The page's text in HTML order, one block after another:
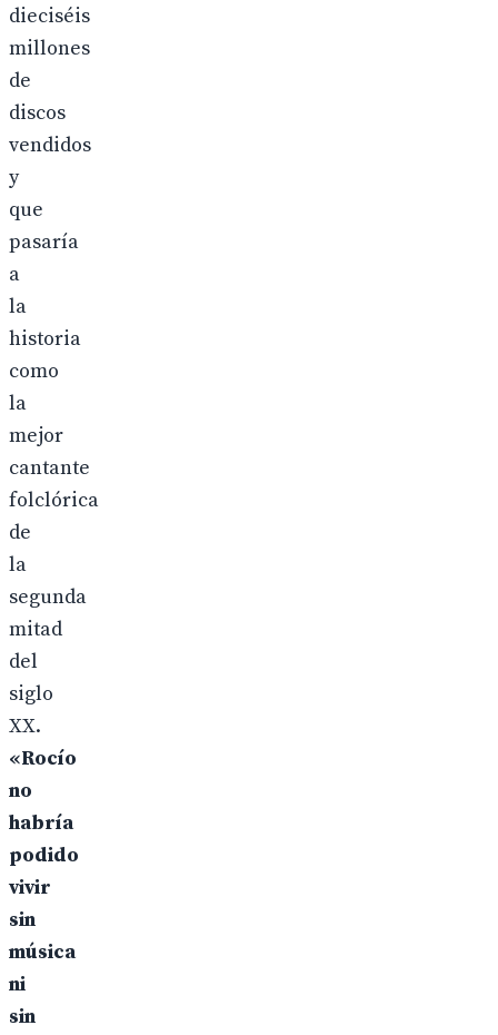
dieciséis
millones
de
discos
vendidos
y
que
pasaría
a
la
historia
como
la
mejor
cantante
folclórica
de
la
segunda
mitad
del
siglo
XX.
«Rocío
no
habría
podido
vivir
sin
música
ni
sin